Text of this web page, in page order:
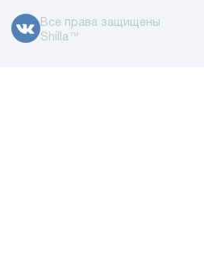
Все права защищены
Shilla™